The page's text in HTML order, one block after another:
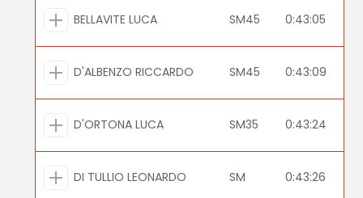
BELLAVITE LUCA SM45 0:43:05
D'ALBENZO RICCARDO SM45 0:43:09
D'ORTONA LUCA SM35 0:43:24
DI TULLIO LEONARDO SM 0:43:26